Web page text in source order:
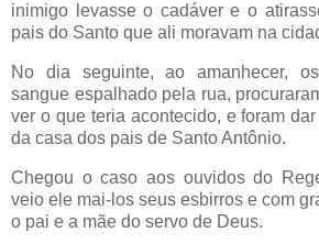
inimigo levasse o cadáver e o
pais do Santo que ali moravam na
No dia seguinte, ao amanhecer,
sangue espalhado pela rua,
ver o que teria acontecido, e foram
da casa dos pais de Santo Antônio.
Chegou o caso aos ouvidos do
veio ele mai-los seus esbirros e com
o pai e a mãe do servo de Deus.